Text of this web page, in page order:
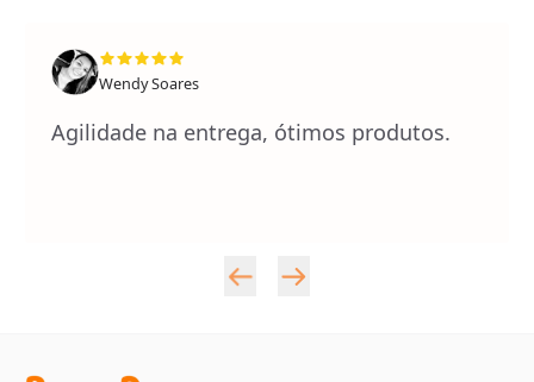
Wendy Soares
Agilidade na entrega, ótimos produtos.